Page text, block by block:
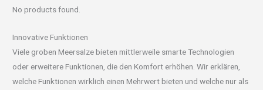
No products found.
Innovative Funktionen
Viele groben Meersalze bieten mittlerweile smarte Technologien
oder erweitere Funktionen, die den Komfort erhöhen. Wir erklären,
welche Funktionen wirklich einen Mehrwert bieten und welche nur als